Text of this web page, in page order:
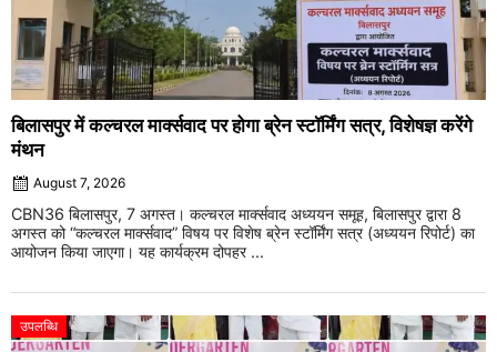
बिलासपुर में कल्चरल मार्क्सवाद पर होगा ब्रेन स्टॉर्मिंग सत्र, विशेषज्ञ करेंगे
मंथन
August 7, 2026
CBN36 बिलासपुर, 7 अगस्त। कल्चरल मार्क्सवाद अध्ययन समूह, बिलासपुर द्वारा 8
अगस्त को “कल्चरल मार्क्सवाद” विषय पर विशेष ब्रेन स्टॉर्मिंग सत्र (अध्ययन रिपोर्ट) का
आयोजन किया जाएगा। यह कार्यक्रम दोपहर ...
उपलब्धि